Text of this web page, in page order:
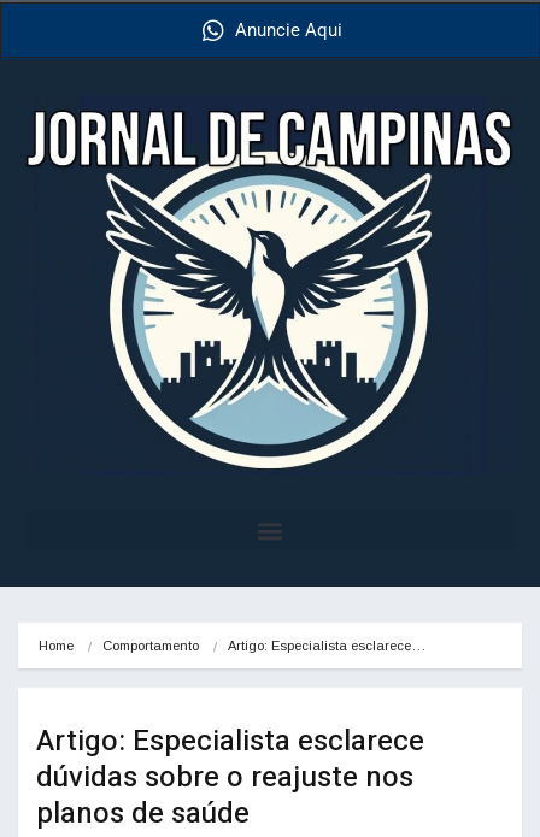
Anuncie Aqui
Home Comportamento Artigo: Especialista esclarece…
Artigo: Especialista esclarece
dúvidas sobre o reajuste nos
planos de saúde